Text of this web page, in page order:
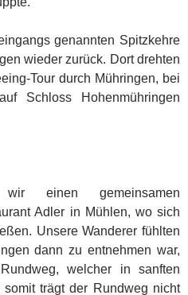
genannten Spitzkehre
wieder zurück. Dort drehten
Tour durch Mühringen, bei
Schloss Hohenmühringen
einen gemeinsamen
Adler in Mühlen, wo sich
Unsere Wanderer fühlten
dann zu entnehmen war,
welcher in sanften
trägt der Rundweg nicht